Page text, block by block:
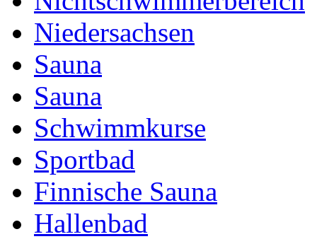
Niedersachsen
Sauna
Sauna
Schwimmkurse
Sportbad
Finnische Sauna
Hallenbad